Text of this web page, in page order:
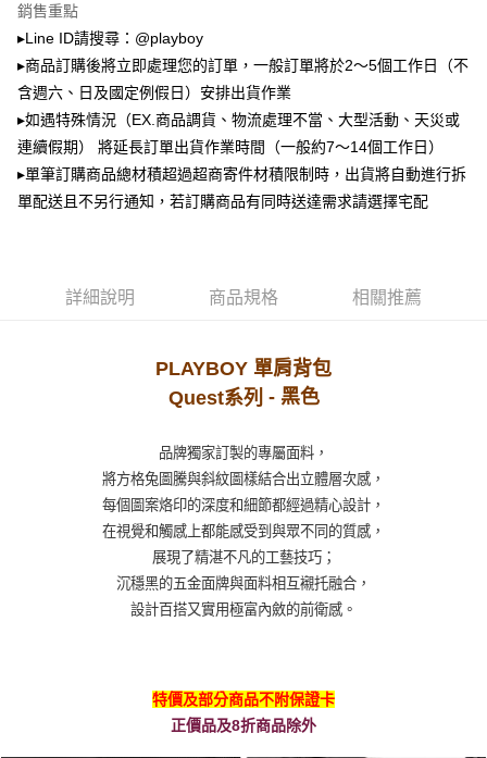
用戶於交易時，得透過本服務購買商品或服務，並由商店將買賣／分期付款
買賣價金債權讓與本公司後，依約使用本公司帳單繳交帳款。
2.基於同意付款使用「大哥付你分期」之契約關係目的，商店將以您的個人
資料（包含姓名、電話或地址）提供予台灣大哥大進項蒐集、處理及利用，
由本公司與您本人進行分期帳單所需資料之確認、核對及更正。
3.完整用戶服務條款，請詳閱以下連結：https://oppay.tw/userRule
7-11取貨付款
每筆NT$100，滿NT$900(含以上)免運費
付款後7-11取貨
每筆NT$100，滿NT$700(含以上)免運費
宅配
銷售重點
▸Line ID請搜尋：@playboy
▸商品訂購後將立即處理您的訂單，一般訂單將於2～5個工作日（不
含週六、日及國定例假日）安排出貨作業
▸如遇特殊情況（EX.商品調貨、物流處理不當、大型活動、天災或
連續假期） 將延長訂單出貨作業時間（一般約7～14個工作日）
▸單筆訂購商品總材積超過超商寄件材積限制時，出貨將自動進行拆
單配送且不另行通知，若訂購商品有同時送達需求請選擇宅配
詳細說明 商品規格 相關推薦
PLAYBOY 單肩背包
Quest系列 - 黑色
品牌獨家訂製的專屬面料，
將方格兔圖騰與斜紋圖樣結合出立體層次感，
每個圖案烙印的深度和細節都經過精心設計，
在視覺和觸感上都能感受到與眾不同的質感，
展現了精湛不凡的工藝技巧；
沉穩黑的五金面牌與面料相互襯托融合，
設計百搭又實用極富內斂的前衛感。
特價及部分商品不附保證卡
正價品及8折商品除外